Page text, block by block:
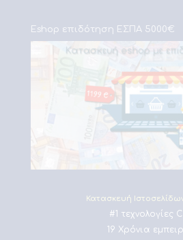
Eshop επιδότηση ΕΣΠΑ 5000€
Κατασκευή
#1 τεχνολογίες
19 Χρόνια